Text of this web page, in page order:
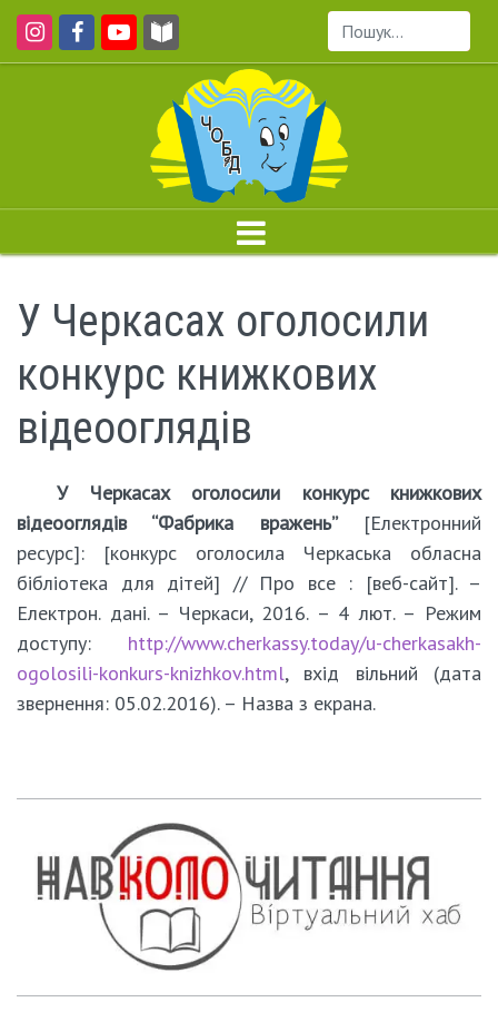
Пошук...
У Черкасах оголосили
конкурс книжкових
відеооглядів
У Черкасах оголосили конкурс книжкових
відеооглядів “Фабрика вражень”[Електронний
ресурс]: [конкурс оголосила Черкаська обласна
бібліотека для дітей] // Про все : [веб-сайт]. –
Електрон. дані. – Черкаси, 2016. – 4 лют. – Режим
доступу: http://www.cherkassy.today/u-cherkasakh-
ogolosili-konkurs-knizhkov.html, вхід вільний (дата
звернення: 05.02.2016). – Назва з екрана.